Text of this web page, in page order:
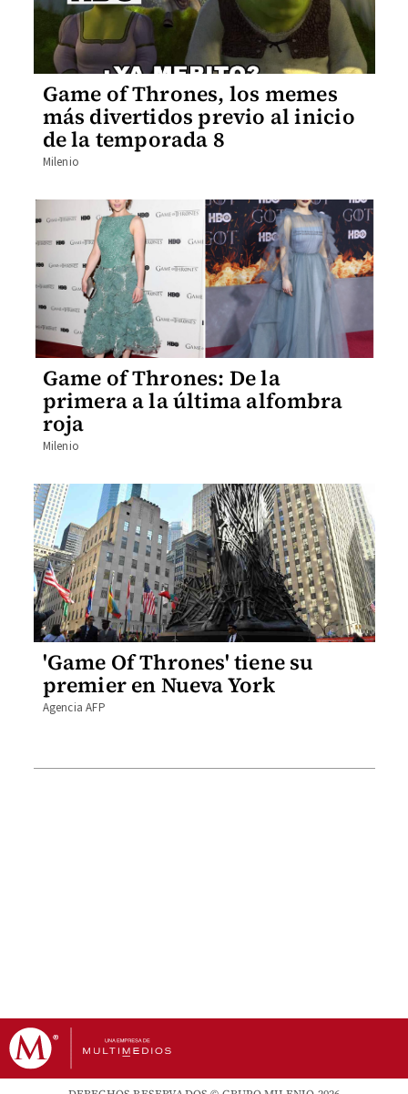
Game of Thrones, los memes
más divertidos previo al inicio
de la temporada 8
Milenio
Game of Thrones: De la
primera a la última alfombra
roja
Milenio
'Game Of Thrones' tiene su
premier en Nueva York
Agencia AFP